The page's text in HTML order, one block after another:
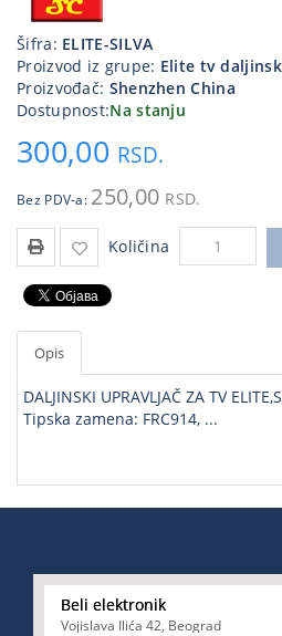
tehnika
Poslovna
oprema,računari
program
Šifra: ELITE-SILVA
Proizvod iz grupe: Elite tv
Proizvođač: Shenzhen China
Dostupnost:Na stanju
300,00 RSD.
Bez PDV-a: 250,00 RSD.
Količina
Opis
DALJINSKI UPRAVLJAČ ZA TV
Tipska zamena: FRC914, ...
Beli elektronik
Vojislava Ilića 42, Beograd